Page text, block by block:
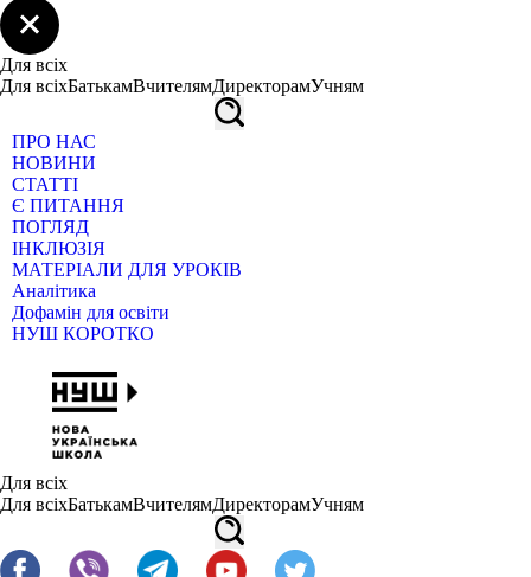
Для всіх
Для всіхБатькамВчителямДиректорамУчням
ПРО НАС
НОВИНИ
СТАТТІ
Є ПИТАННЯ
ПОГЛЯД
ІНКЛЮЗІЯ
МАТЕРІАЛИ ДЛЯ УРОКІВ
Аналітика
Дофамін для освіти
НУШ КОРОТКО
Для всіх
Для всіхБатькамВчителямДиректорамУчням